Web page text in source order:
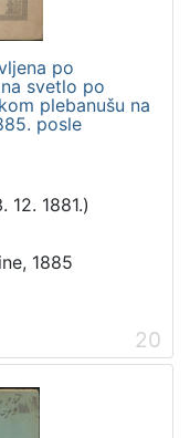
po
svetlo po
plebanušu na
posle
12. 1881.)
1885
20